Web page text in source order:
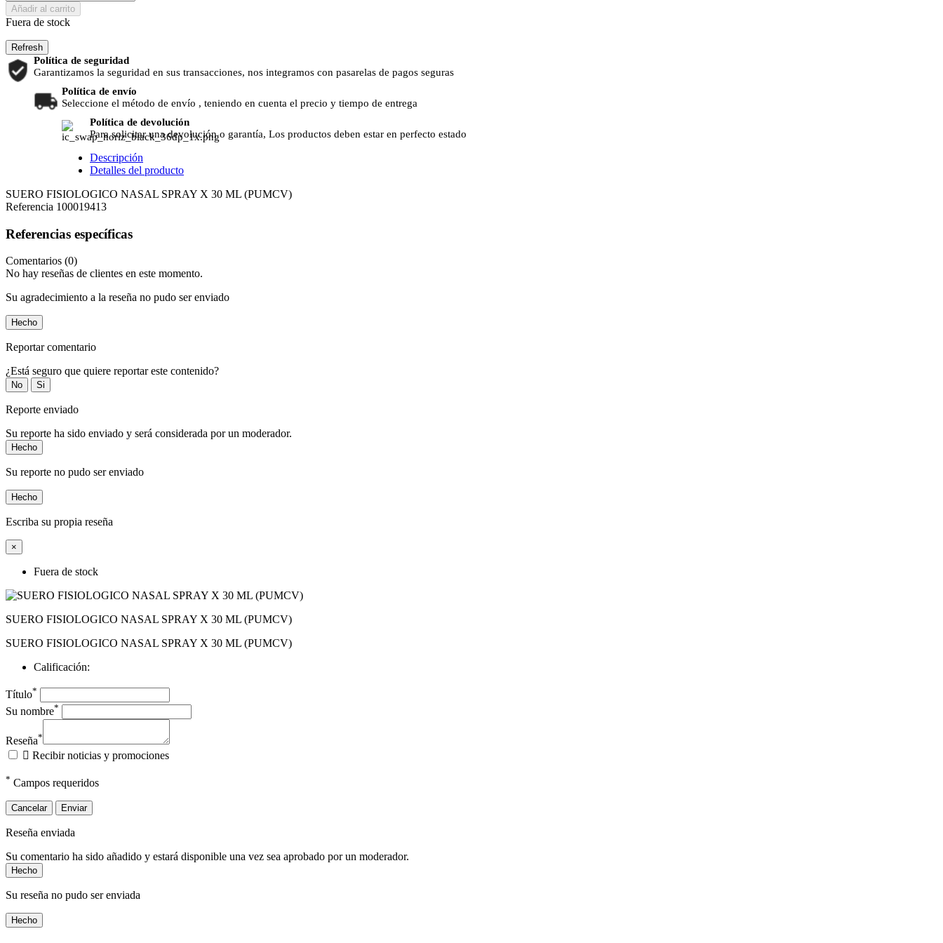
Añadir al carrito
Fuera de stock
Política de seguridad
Garantizamos la seguridad en sus transacciones, nos integramos con pasarelas de pagos seguras
Política de envío
Seleccione el método de envío , teniendo en cuenta el precio y tiempo de entrega
Política de devolución
Para solicitar una devolución o garantía, Los productos deben estar en perfecto estado
Descripción
Detalles del producto
SUERO FISIOLOGICO NASAL SPRAY X 30 ML (PUMCV)
Referencia 100019413
Referencias específicas
Comentarios (0)
No hay reseñas de clientes en este momento.
Su agradecimiento a la reseña no pudo ser enviado
Hecho
Reportar comentario
¿Está seguro que quiere reportar este contenido?
No Si
Reporte enviado
Su reporte ha sido enviado y será considerada por un moderador.
Hecho
Su reporte no pudo ser enviado
Hecho
Escriba su propia reseña
×
Fuera de stock
SUERO FISIOLOGICO NASAL SPRAY X 30 ML (PUMCV)
SUERO FISIOLOGICO NASAL SPRAY X 30 ML (PUMCV)
Calificación:
Título*
Su nombre*
Reseña*
 Recibir noticias y promociones
* Campos requeridos
Cancelar Enviar
Reseña enviada
Su comentario ha sido añadido y estará disponible una vez sea aprobado por un moderador.
Hecho
Su reseña no pudo ser enviada
Hecho